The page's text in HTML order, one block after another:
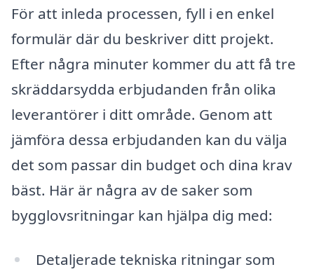
För att inleda processen, fyll i en enkel
formulär där du beskriver ditt projekt.
Efter några minuter kommer du att få tre
skräddarsydda erbjudanden från olika
leverantörer i ditt område. Genom att
jämföra dessa erbjudanden kan du välja
det som passar din budget och dina krav
bäst. Här är några av de saker som
bygglovsritningar kan hjälpa dig med:
Detaljerade tekniska ritningar som